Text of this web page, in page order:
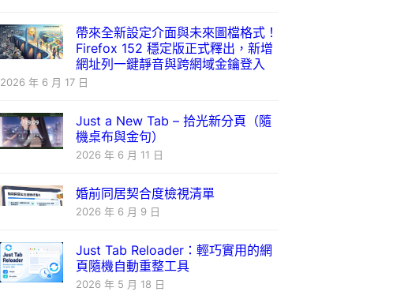
帶來全新設定介面與未來圖檔格式！
Firefox 152 穩定版正式釋出，新增
網址列一鍵靜音與跨網域金鑰登入
2026 年 6 月 17 日
Just a New Tab – 拾光新分頁（隨
機桌布與金句）
2026 年 6 月 11 日
婚前同居契合度檢視清單
2026 年 6 月 9 日
Just Tab Reloader：輕巧實用的網
頁隨機自動重整工具
2026 年 5 月 18 日